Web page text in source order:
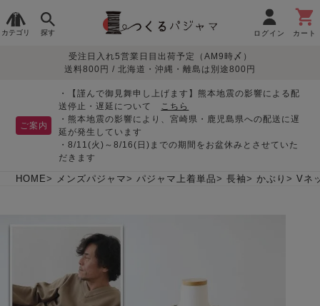
カテゴリ 探す ログイン カート
レディースパジャマ
春
生地で
さがす
オーガニック素材
目的別で
さがす
敏感肌用
パジャマ
入院・介護
胸が目立たない
マタニティ
デザインで
さがす
夏パジャマ特集 つくるパジャマとは
お支払い・送料・配送
受注日入れ5営業日目出荷予定（AM9時〆）
送料800円 / 北海道・沖縄・離島は別途800円
ご案内
・【謹んで御見舞申し上げます】熊本地震の影響による配
送停止・遅延について こちら
・熊本地震の影響により、宮崎県・鹿児島県への配送に遅
延が発生しています
・8/11(火)～8/16(日)までの期間をお盆休みとさせていた
だきます
HOME メンズパジャマ パジャマ上着単品 長袖 かぶり Vネ